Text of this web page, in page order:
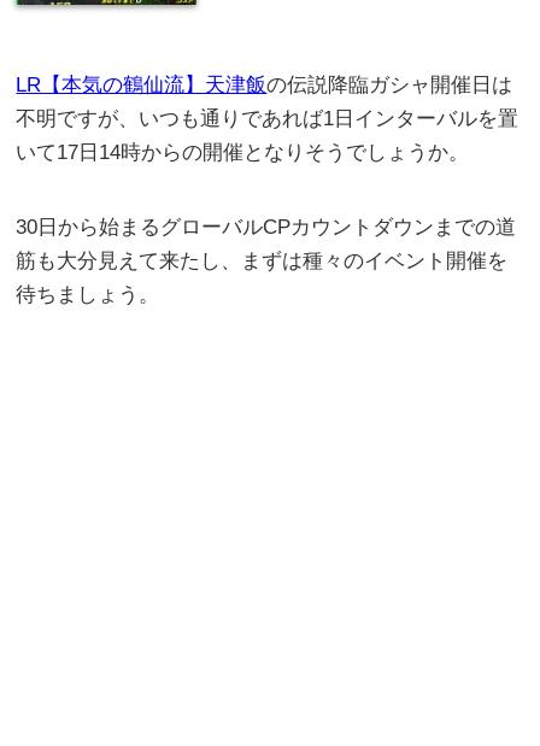
LR【本気の鶴仙流】天津飯の伝説降臨ガシャ開催日は
不明ですが、いつも通りであれば1日インターバルを置
いて17日14時からの開催となりそうでしょうか。
30日から始まるグローバルCPカウントダウンまでの道
筋も大分見えて来たし、まずは種々のイベント開催を
待ちましょう。